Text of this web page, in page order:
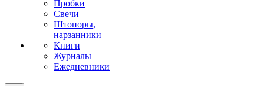
Пробки
Свечи
Штопоры,
нарзанники
Книги
Журналы
Ежедневники